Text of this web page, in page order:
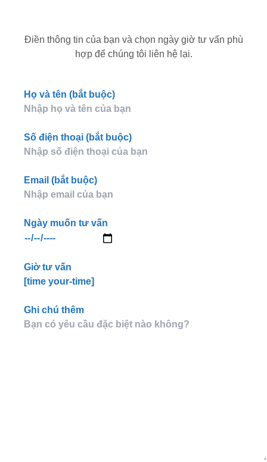
Điền thông tin của bạn và chọn ngày giờ tư vấn phù
hợp để chúng tôi liên hệ lại.
Họ và tên (bắt buộc)
Số điện thoại (bắt buộc)
Email (bắt buộc)
Ngày muốn tư vấn
Giờ tư vấn
[time your-time]
Ghi chú thêm